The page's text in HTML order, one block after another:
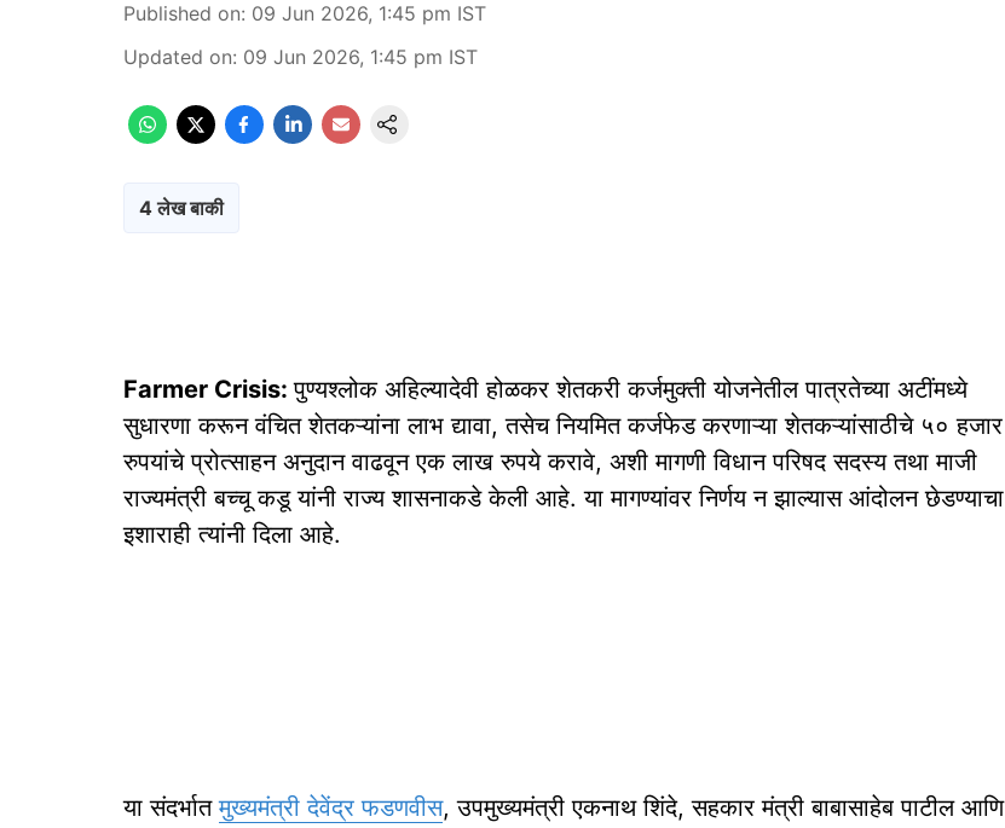
Published on: 09 Jun 2026, 1:45 pm IST
Updated on: 09 Jun 2026, 1:45 pm IST
4 लेख बाकी
Farmer Crisis:पुण्यश्लोक अहिल्यादेवी होळकर शेतकरी कर्जमुक्ती योजनेतील पात्रतेच्या अटींमध्ये
सुधारणा करून वंचित शेतकऱ्यांना लाभ द्यावा, तसेच नियमित कर्जफेड करणाऱ्या शेतकऱ्यांसाठीचे ५० हजार
रुपयांचे प्रोत्साहन अनुदान वाढवून एक लाख रुपये करावे, अशी मागणी विधान परिषद सदस्य तथा माजी
राज्यमंत्री बच्चू कडू यांनी राज्य शासनाकडे केली आहे. या मागण्यांवर निर्णय न झाल्यास आंदोलन छेडण्याचा
इशाराही त्यांनी दिला आहे.
या संदर्भातमुख्यमंत्री देवेंद्र फडणवीस, उपमुख्यमंत्री एकनाथ शिंदे, सहकार मंत्री बाबासाहेब पाटील आणि